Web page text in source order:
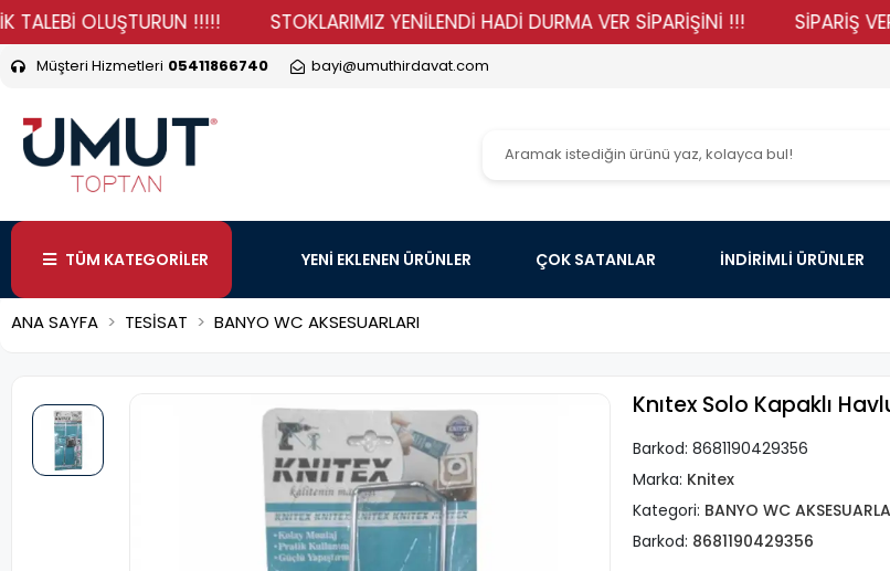
OLUŞTURUN !!!!! STOKLARIMIZ YENİLENDİ HADİ DURMA VER SİPARİŞİNİ !!! SİPARİŞ
Müşteri Hizmetleri 05411866740 bayi@umuthirdavat.com
TÜM KATEGORİLER YENİ EKLENEN ÜRÜNLER ÇOK SATANLAR İNDİRİMLİ ÜRÜNLER
ANA SAYFA TESİSAT BANYO WC AKSESUARLARI
Knıtex Solo Kapaklı
Barkod: 8681190429356
Marka: Knitex
Kategori: BANYO WC
Barkod: 8681190429356